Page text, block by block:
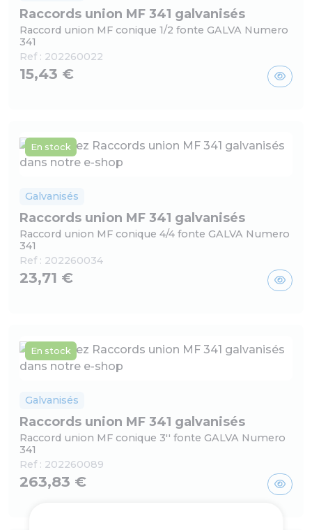
Raccords union MF 341 galvanisés
Raccord union MF conique 1/2 fonte GALVA Numero
341
Ref : 202260022
15,43 €
En stock
Galvanisés
Raccords union MF 341 galvanisés
Raccord union MF conique 4/4 fonte GALVA Numero
341
Ref : 202260034
23,71 €
En stock
Galvanisés
Raccords union MF 341 galvanisés
Raccord union MF conique 3'' fonte GALVA Numero
341
Ref : 202260089
263,83 €